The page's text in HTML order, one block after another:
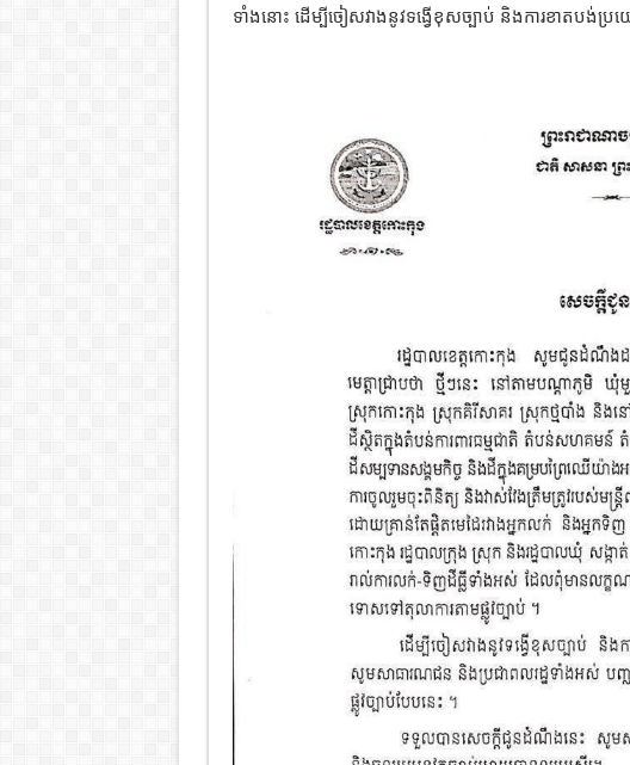
ទាំងនោះ ដើម្បីចៀសវាងនូវទង្វើខុសច្បាប់ និងការខាតបង់